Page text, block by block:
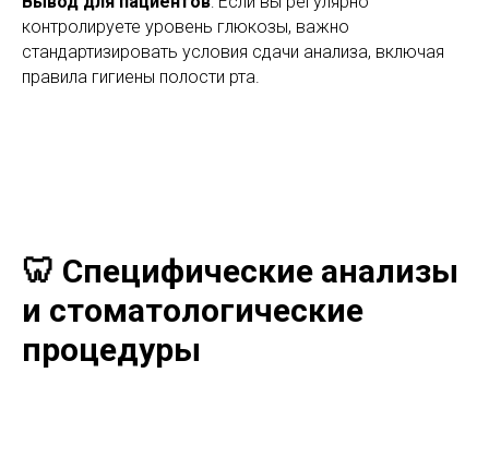
контролируете уровень глюкозы, важно
стандартизировать условия сдачи анализа, включая
правила гигиены полости рта.
🦷 Специфические анализы
и стоматологические
процедуры